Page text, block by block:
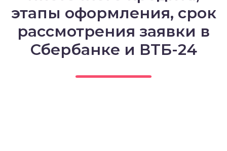
этапы оформления, срок
рассмотрения заявки в
Сбербанке и ВТБ-24